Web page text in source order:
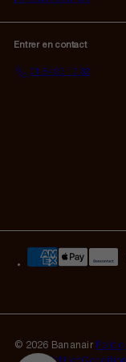
Entrer en contact
01 84 23 17 32
© 2026 Bananair